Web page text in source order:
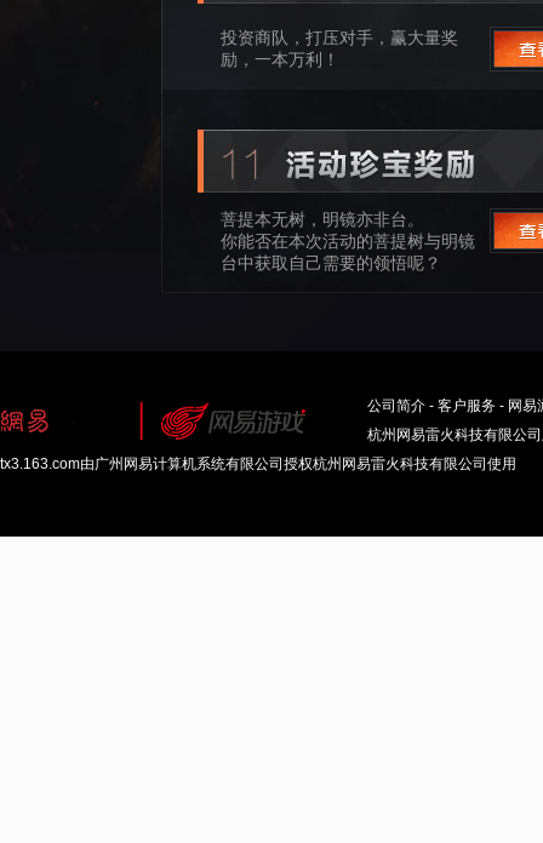
投资商队，打压对手，赢大量奖
励，一本万利！
菩提本无树，明镜亦非台。
你能否在本次活动的菩提树与明镜
台中获取自己需要的领悟呢？
公司简介 - 客户服务 - 网易
杭州网易雷火科技有限公
tx3.163.com由广州网易计算机系统有限公司授权杭州网易雷火科技有限公司使用